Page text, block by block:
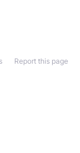
Report this page